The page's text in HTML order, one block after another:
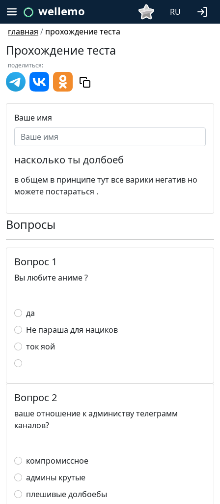
wellemo
RU
главная / прохождение теста
Прохождение теста
поделиться:
Ваше имя
насколько ты долбоеб
в общем в принципе тут все варики негатив но
можете постараться .
Вопросы
Вопрос 1
Вы любите аниме ?
да
Не параша для нациков
ток яой
Вопрос 2
ваше отношение к администву телеграмм
каналов?
компромиссное
админы крутые
плешивые долбоебы